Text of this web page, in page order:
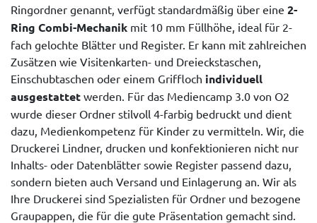
Ringordner genannt, verfügt standardmäßig über eine 2-
Ring Combi-Mechanik mit 10 mm Füllhöhe, ideal für 2-
fach gelochte Blätter und Register. Er kann mit zahlreichen
Zusätzen wie Visitenkarten- und Dreieckstaschen,
Einschubtaschen oder einem Griffloch individuell
ausgestattet werden. Für das Mediencamp 3.0 von O2
wurde dieser Ordner stilvoll 4-farbig bedruckt und dient
dazu, Medienkompetenz für Kinder zu vermitteln. Wir, die
Druckerei Lindner, drucken und konfektionieren nicht nur
Inhalts- oder Datenblätter sowie Register passend dazu,
sondern bieten auch Versand und Einlagerung an. Wir als
Ihre Druckerei sind Spezialisten für Ordner und bezogene
Graupappen, die für die gute Präsentation gemacht sind.